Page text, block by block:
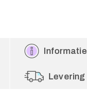
Informatie
Levering